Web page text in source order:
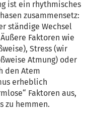
ist ein rhythmisches
zusammensetz:
ständige Wechsel
Faktoren wie
Stress (wir
Atmung) oder
den Atem
erheblich
Faktoren aus,
zu hemmen.